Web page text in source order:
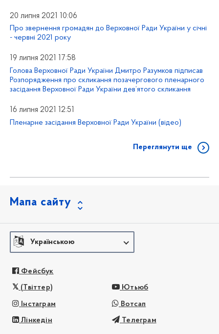
20 липня 2021 10:06
Про звернення громадян до Верховної Ради України у січні
- червні 2021 року
19 липня 2021 17:58
Голова Верховної Ради України Дмитро Разумков підписав
Розпорядження про скликання позачергового пленарного
засідання Верховної Ради України дев’ятого скликання
16 липня 2021 12:51
Пленарне засідання Верховної Ради України (відео)
Переглянути ще
Мапа сайту
Українською
Фейсбук
(Твіттер) Ютьюб
Інстаграм Вотсап
Лінкедін Телеграм